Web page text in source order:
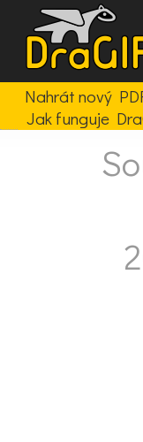
Nahrát nový
Jak funguje